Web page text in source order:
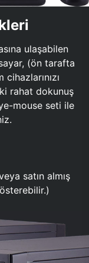
ulaşabilen
(ön tarafta
rahat dokunuş
mouse seti ile
satın almış